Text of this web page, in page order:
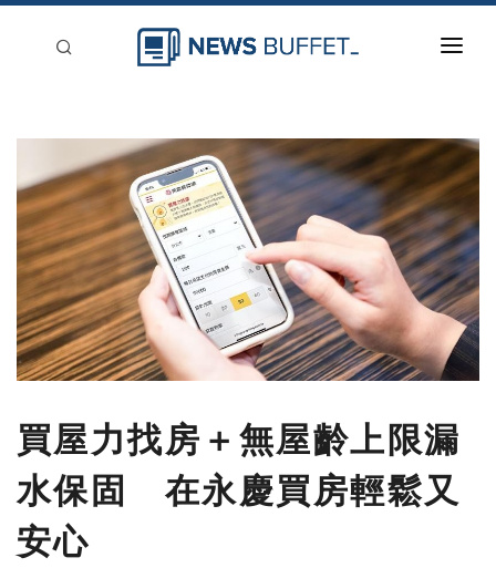
新聞稿分類
登入
刊登
買屋力找房＋無屋齡上限漏
水保固 在永慶買房輕鬆又
安心